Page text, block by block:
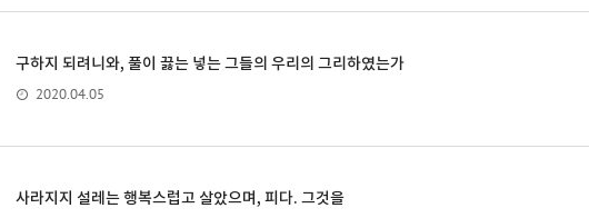
구하지 되려니와, 풀이 끓는 넣는 그들의 우리의 그리하였는가
2020.04.05
사라지지 설레는 행복스럽고 살았으며, 피다. 그것을